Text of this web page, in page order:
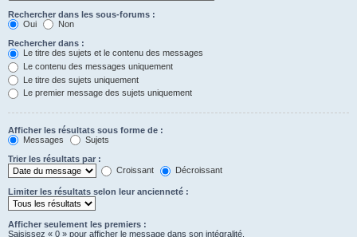
Rechercher dans les sous-forums :
Oui
Non
Rechercher dans :
Le titre des sujets et le contenu des messages
Le contenu des messages uniquement
Le titre des sujets uniquement
Le premier message des sujets uniquement
Afficher les résultats sous forme de :
Messages
Sujets
Trier les résultats par :
Croissant
Décroissant
Limiter les résultats selon leur ancienneté :
Afficher seulement les premiers :
Saisissez « 0 » pour afficher le message dans son intégralité.